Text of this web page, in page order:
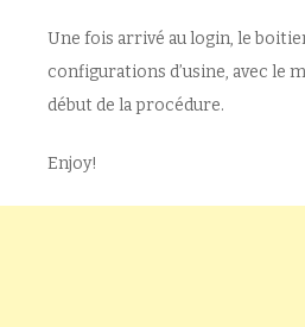
Une fois arrivé au login, le
configurations d’usine, avec le
début de la procédure.
Enjoy!